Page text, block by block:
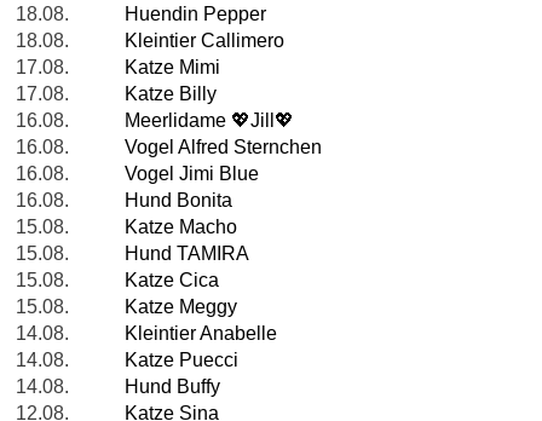
18.08.
Huendin Pepper
18.08.
Kleintier Callimero
17.08.
Katze Mimi
17.08.
Katze Billy
16.08.
Meerlidame 💖Jill💖
16.08.
Vogel Alfred Sternchen
16.08.
Vogel Jimi Blue
16.08.
Hund Bonita
15.08.
Katze Macho
15.08.
Hund TAMIRA
15.08.
Katze Cica
15.08.
Katze Meggy
14.08.
Kleintier Anabelle
14.08.
Katze Puecci
14.08.
Hund Buffy
12.08.
Katze Sina